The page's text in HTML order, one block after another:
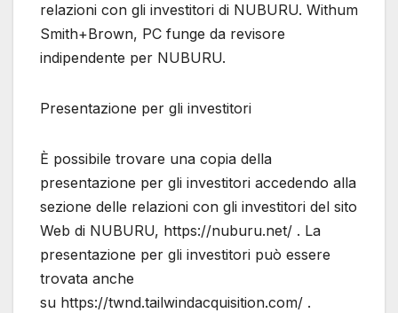
relazioni con gli investitori di NUBURU. Withum
Smith+Brown, PC funge da revisore
indipendente per NUBURU.
Presentazione per gli investitori
È possibile trovare una copia della
presentazione per gli investitori accedendo alla
sezione delle relazioni con gli investitori del sito
Web di NUBURU, https://nuburu.net/ . La
presentazione per gli investitori può essere
trovata anche
su https://twnd.tailwindacquisition.com/ .